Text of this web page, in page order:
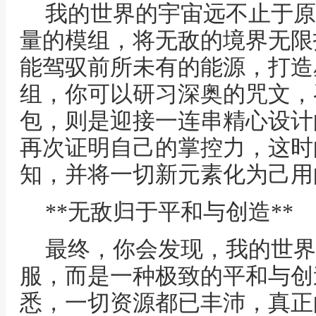
我的世界的宇宙远不止于
量的模组，将无敌的境界无
能驾驭前所未有的能源，打
组，你可以研习深奥的咒文
包，则是迎接一连串精心设
再次证明自己的掌控力，这
知，并将一切新元素化为己
**无敌归于平和与创造**
最终，你会发现，我的世
服，而是一种极致的平和与
悉，一切资源都已丰沛，真